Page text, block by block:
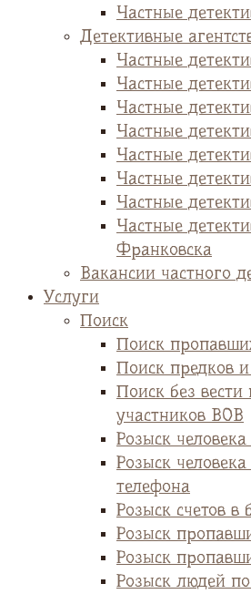
Частные
Детективные
Частные
Частные
Частные
Частные
Частные
Частные
Частные
Частные
Франковска
Вакансии частного
Услуги
Поиск
Поиск
Поиск предков
Поиск без
участников ВОВ
Розыск
Розыск
телефона
Розыск счетов в
Розыск
Розыск
Розыск людей